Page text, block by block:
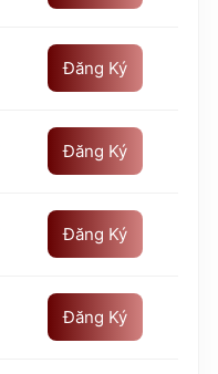
Đăng Ký
Đăng Ký
Đăng Ký
Đăng Ký